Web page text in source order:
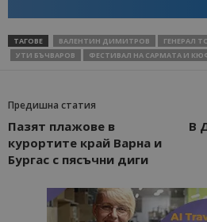
ТАГОВЕ ВАЛЕНТИН ДИМИТРОВ ГЕНЕРАЛ
УТИ БЪЧВАРОВ
ФЕСТИВАЛ НА САРМАТА И
Предишна статия
Пазят плажове в
курортите край Варна и
Бургас с пясъчни диги
В